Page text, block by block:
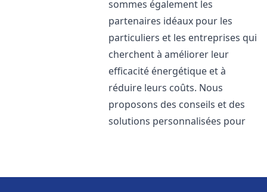
sommes également les
partenaires idéaux pour les
particuliers et les entreprises qui
cherchent à améliorer leur
efficacité énergétique et à
réduire leurs coûts. Nous
proposons des conseils et des
solutions personnalisées pour